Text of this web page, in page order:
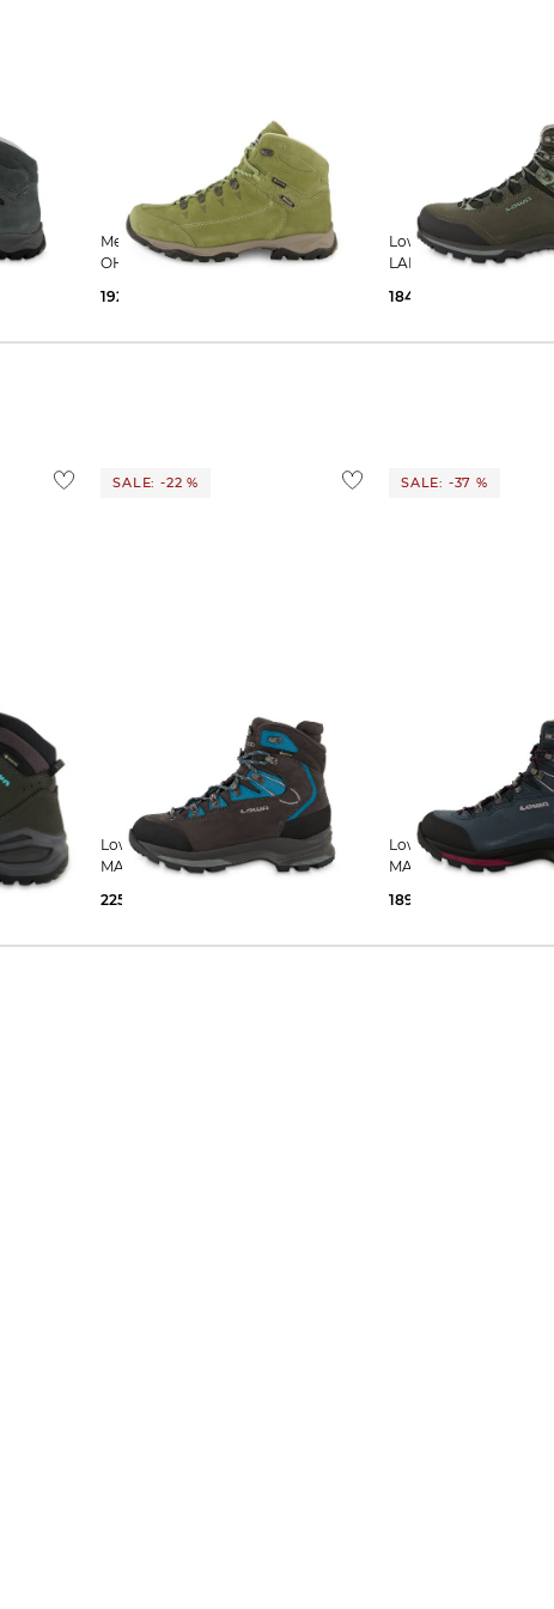
Meindl | Damen Trekkingschuhe
OHIO LADY 2 GTX
192,55 €
Lowa | Damen Trekkingschuhe
LADY LIGHT GTX
184,99 €
SALE: -22 %
Lowa | Damen Trekkingschuhe
MAURIA EVO GTX WS S
225,99 €
SALE: -37 %
Lowa | Damen Trekkingschuhe
MAURIA EVO GTX WS
189,35 €